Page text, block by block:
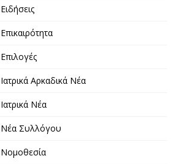
Ειδήσεις
Επικαιρότητα
Επιλογές
Ιατρικά Αρκαδικά Νέα
Ιατρικά Νέα
Νέα Συλλόγου
Νομοθεσία